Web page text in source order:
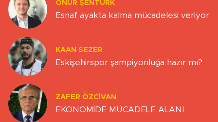
ONUR ŞENTÜRK
Esnaf ayakta kalma mücadelesi veriyor
KAAN SEZER
Eskişehirspor şampiyonluğa hazır mı?
ZAFER ÖZCIVAN
EKONOMİDE MÜCADELE ALANI